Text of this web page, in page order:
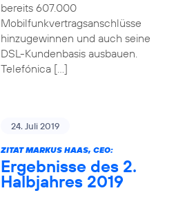
bereits 607.000
Mobilfunkvertragsanschlüsse
hinzugewinnen und auch seine
DSL-Kundenbasis ausbauen.
Telefónica […]
24. Juli 2019
ZITAT MARKUS HAAS, CEO:
Ergebnisse des 2.
Halbjahres 2019